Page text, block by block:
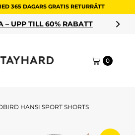
365 DAGARS GRATIS RETURRÄTT
– UPP TILL 60% RABATT
0
HANSI SPORT SHORTS